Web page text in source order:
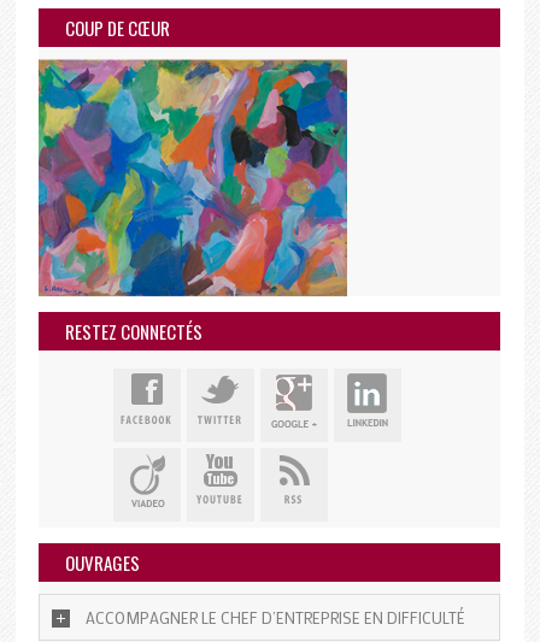
COUP DE CŒUR
RESTEZ CONNECTÉS
OUVRAGES
ACCOMPAGNER LE CHEF D’ENTREPRISE EN DIFFICULTÉ